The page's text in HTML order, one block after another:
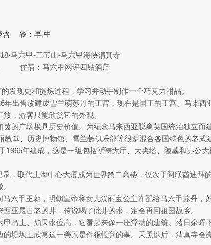
含 餐：早,中
马六甲-三宝山-马六甲海峡清真寺
住宿：马六甲网评四钻酒店
发现史和提炼过程，学习并动手制作一个巧克力甜品。
年出售改建成雪兰萌苏丹的王宫，现在是国王的王宫。马来
，游客只能欣赏它的外观。
茵的广场极具历史价值。为纪念马来西亚脱离英国统治独立而
堂、历史博物馆、雪兰莪俱乐部等很多混合各国特色的老式
1965年建成，这是一组包括祈祷大厅、大尖塔、陵墓和办公
录，取代上海中心大厦成为世界第二高楼，仅次于阿联酋迪拜
。
六甲王朝，明朝皇帝将女儿汉丽宝公主许配给马六甲苏丹，
亚最古老的井，传说喝了此井的水，定会再回祖国故乡。
甲岛上。如果水位高，它看起来像一座浮动的建筑。落日余
堤坝上欣赏这一美景是件很惬意的事。天黑以后，清真寺会